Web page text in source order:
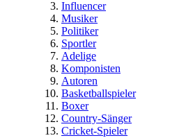
Influencer
Musiker
Politiker
Sportler
Adelige
Komponisten
Autoren
Basketballspieler
Boxer
Country-Sänger
Cricket-Spieler